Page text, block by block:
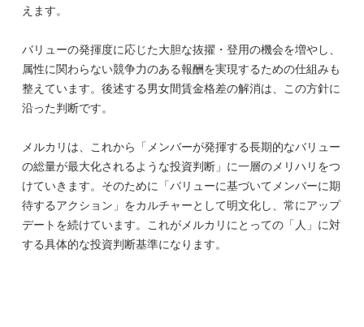
えます。
バリューの発揮度に応じた大胆な抜擢・登用の機会を増やし、
属性に関わらない競争力のある報酬を実現するための仕組みも
整えています。後述する男女間賃金格差の解消は、この方針に
沿った判断です。
メルカリは、これから「メンバーが発揮する長期的なバリュー
の総量が最大化されるような投資判断」に一層のメリハリをつ
けていきます。そのために「バリューに基づいてメンバーに期
待するアクション」をカルチャーとして明文化し、常にアップ
デートを続けています。これがメルカリにとっての「人」に対
する具体的な投資判断基準になります。